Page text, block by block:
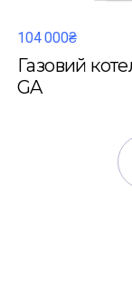
104 000₴
Газовий
GA